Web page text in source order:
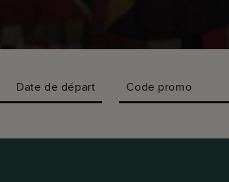
Date de départ Code promo